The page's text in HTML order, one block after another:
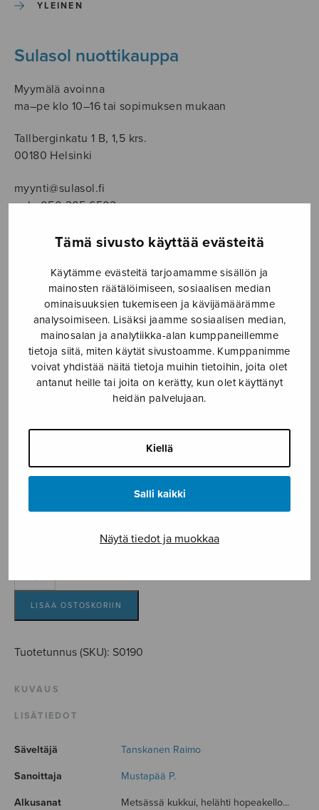
Tämä sivusto käyttää evästeitä
Käytämme evästeitä tarjoamamme sisällön ja
mainosten räätälöimiseen, sosiaalisen median
ominaisuuksien tukemiseen ja kävijämäärämme
analysoimiseen. Lisäksi jaamme sosiaalisen median,
mainosalan ja analytiikka-alan kumppaneillemme
tietoja siitä, miten käytät sivustoamme. Kumppanimme
voivat yhdistää näitä tietoja muihin tietoihin, joita olet
antanut heille tai joita on kerätty, kun olet käyttänyt
heidän palvelujaan.
Kiellä
Salli kaikki
Näytä tiedot ja muokkaa
YLEINEN
Sulasol nuottikauppa
Myymälä avoinna
ma–pe klo 10–16 tai sopimuksen mukaan
Tallberginkatu 1 B, 1,5 krs.
00180 Helsinki
myynti@sulasol.fi
puh. 050 305 6502
NÄYTÄ KARTALLA
Etusivu › Nuottikauppa › Diskanttikuoro › Käki
Käki
määrä
LISÄÄ OSTOSKORIIN
Tuotetunnus (SKU): S0190
KUVAUS
LISÄTIEDOT
Säveltäjä Tanskanen Raimo
Sanoittaja Mustapää P.
Alkusanat Metsässä kukkui, helähti hopeakello...